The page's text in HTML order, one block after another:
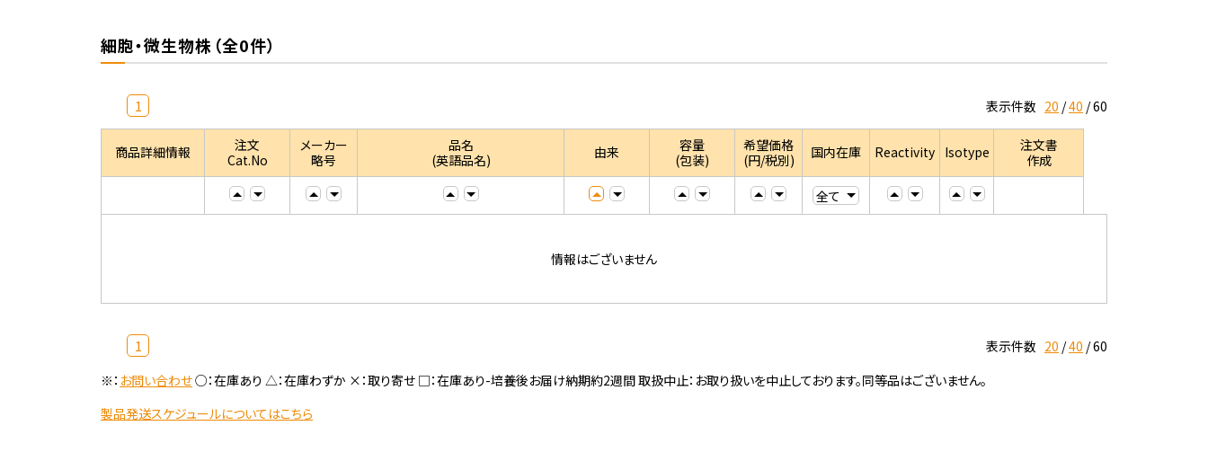
細胞・微生物株（全0件）
1 表示件数 20 40 60
商品詳細情報
注文
Cat.No
メーカー
略号
品名
(英語品名)
由来
容量
(包装)
希望価格
(円/税別)
国内在庫 Reactivity Isotype
注文書
作成
情報はございません
1 表示件数 20 40 60
※： お問い合わせ○：在庫あり △：在庫わずか ×：取り寄せ □：在庫あり-培養後お届け納期約2週間 取扱中止：お取り扱いを中止しております。同等品はございません。
製品発送スケジュールについてはこちら